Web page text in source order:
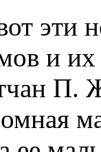
эти
и их